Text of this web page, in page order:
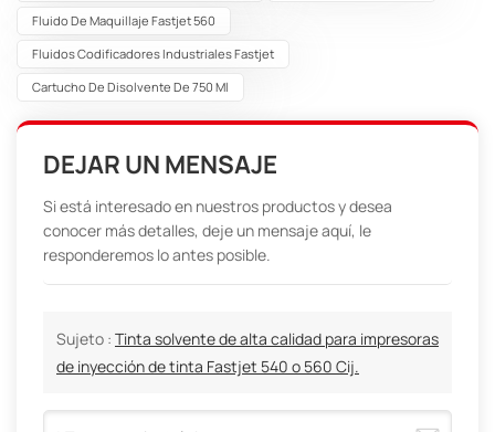
Fluido De Maquillaje Fastjet 560
Fluidos Codificadores Industriales Fastjet
Cartucho De Disolvente De 750 Ml
DEJAR UN MENSAJE
Si está interesado en nuestros productos y desea
conocer más detalles, deje un mensaje aquí, le
responderemos lo antes posible.
Sujeto : Tinta solvente de alta calidad para impresoras
de inyección de tinta Fastjet 540 o 560 Cij.